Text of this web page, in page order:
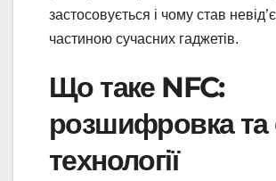
застосовується і чому став
частиною сучасних гаджетів.
Що таке NFC:
розшифровка та
технології